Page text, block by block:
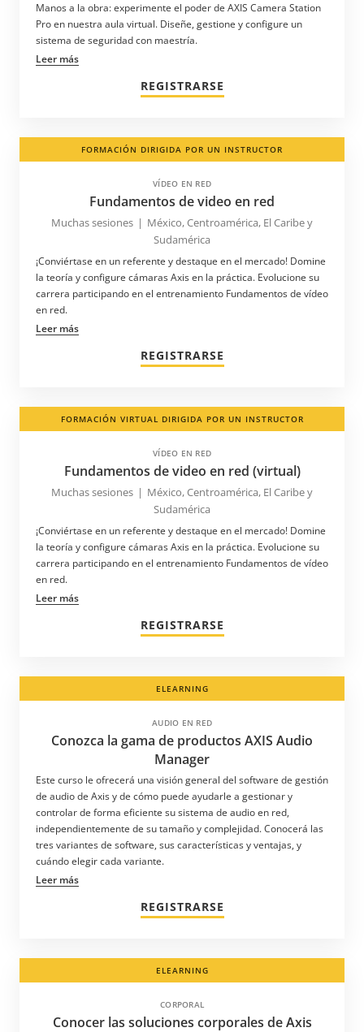
Manos a la obra: experimente el poder de AXIS Camera Station
Pro en nuestra aula virtual. Diseñe, gestione y configure un
sistema de seguridad con maestría.
Leer más
REGISTRARSE
FORMACIÓN DIRIGIDA POR UN INSTRUCTOR
VÍDEO EN RED
Fundamentos de video en red
Muchas sesiones | México, Centroamérica, El Caribe y
Sudamérica
¡Conviértase en un referente y destaque en el mercado! Domine
la teoría y configure cámaras Axis en la práctica. Evolucione su
carrera participando en el entrenamiento Fundamentos de vídeo
en red.
Leer más
REGISTRARSE
FORMACIÓN VIRTUAL DIRIGIDA POR UN INSTRUCTOR
VÍDEO EN RED
Fundamentos de video en red (virtual)
Muchas sesiones | México, Centroamérica, El Caribe y
Sudamérica
¡Conviértase en un referente y destaque en el mercado! Domine
la teoría y configure cámaras Axis en la práctica. Evolucione su
carrera participando en el entrenamiento Fundamentos de vídeo
en red.
Leer más
REGISTRARSE
ELEARNING
AUDIO EN RED
Conozca la gama de productos AXIS Audio
Manager
Este curso le ofrecerá una visión general del software de gestión
de audio de Axis y de cómo puede ayudarle a gestionar y
controlar de forma eficiente su sistema de audio en red,
independientemente de su tamaño y complejidad. Conocerá las
tres variantes de software, sus características y ventajas, y
cuándo elegir cada variante.
Leer más
REGISTRARSE
ELEARNING
CORPORAL
Conocer las soluciones corporales de Axis